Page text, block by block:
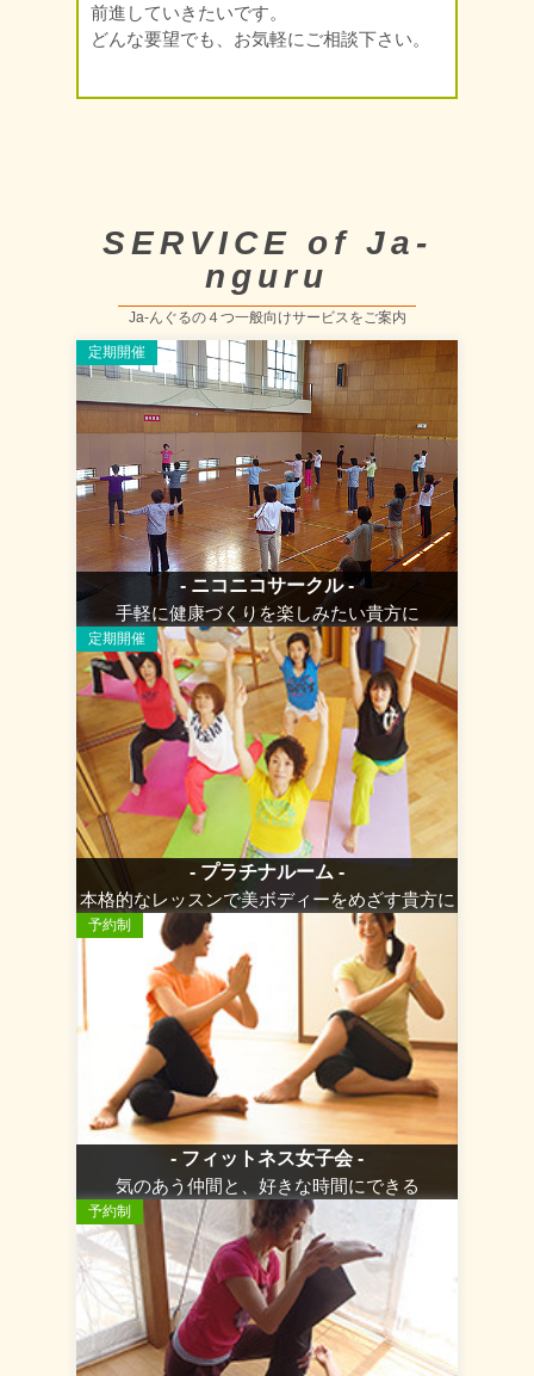
前進していきたいです。
どんな要望でも、お気軽にご相談下さい。
SERVICE of Ja-
nguru
Ja-んぐるの４つ一般向けサービスをご案内
定期開催
- ニコニコサークル -
手軽に健康づくりを楽しみたい貴方に
定期開催
- プラチナルーム -
本格的なレッスンで美ボディーをめざす貴方に
予約制
- フィットネス女子会 -
気のあう仲間と、好きな時間にできる
予約制